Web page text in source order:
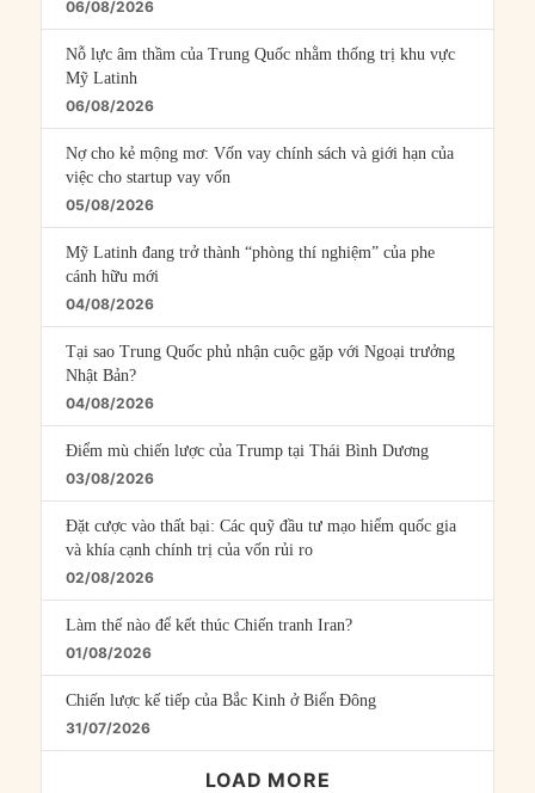
06/08/2026
Nỗ lực âm thầm của Trung Quốc nhằm thống trị khu vực
Mỹ Latinh
06/08/2026
Nợ cho kẻ mộng mơ: Vốn vay chính sách và giới hạn của
việc cho startup vay vốn
05/08/2026
Mỹ Latinh đang trở thành “phòng thí nghiệm” của phe
cánh hữu mới
04/08/2026
Tại sao Trung Quốc phủ nhận cuộc gặp với Ngoại trưởng
Nhật Bản?
04/08/2026
Điểm mù chiến lược của Trump tại Thái Bình Dương
03/08/2026
Đặt cược vào thất bại: Các quỹ đầu tư mạo hiểm quốc gia
và khía cạnh chính trị của vốn rủi ro
02/08/2026
Làm thế nào để kết thúc Chiến tranh Iran?
01/08/2026
Chiến lược kế tiếp của Bắc Kinh ở Biển Đông
31/07/2026
LOAD MORE